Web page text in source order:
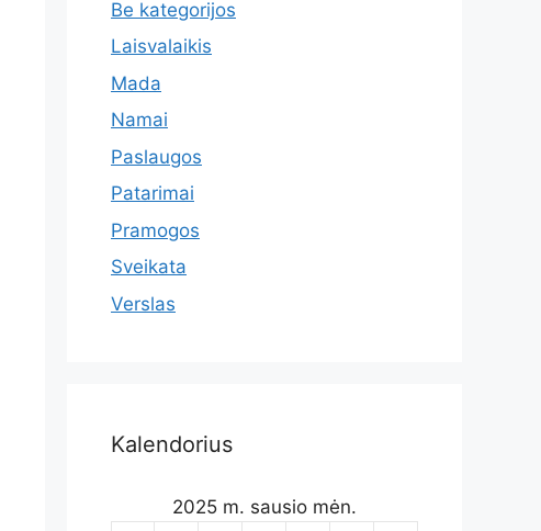
Be kategorijos
Laisvalaikis
Mada
Namai
Paslaugos
Patarimai
Pramogos
Sveikata
Verslas
Kalendorius
2025 m. sausio mėn.